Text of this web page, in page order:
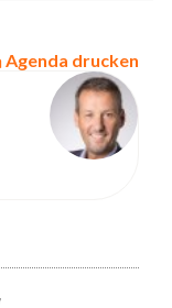
Agenda drucken